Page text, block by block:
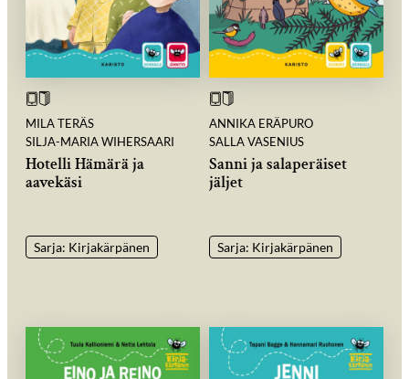
MILA TERÄS
SILJA-MARIA WIHERSAARI
Hotelli Hämärä ja
aavekäsi
Sarja: Kirjakärpänen
ANNIKA ERÄPURO
SALLA VASENIUS
Sanni ja salaperäiset
jäljet
Sarja: Kirjakärpänen